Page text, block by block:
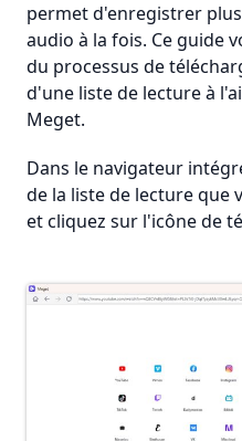
permet d'enregistrer
audio à la fois. Ce guide
du processus de
d'une liste de lecture à
Meget.
Dans le navigateur
de la liste de lecture que
et cliquez sur l'icône de